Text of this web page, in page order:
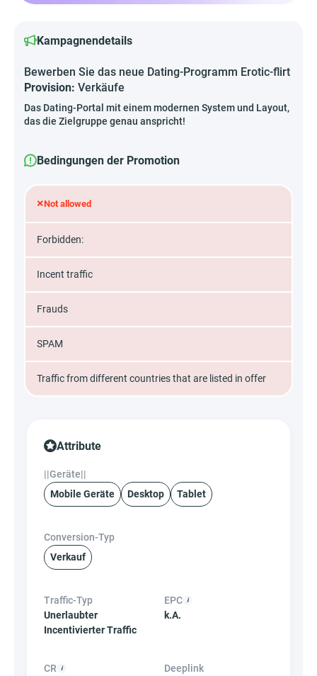
Kampagnendetails
Bewerben Sie das neue Dating-Programm Erotic-flirt
Provision: Verkäufe
Das Dating-Portal mit einem modernen System und Layout,
das die Zielgruppe genau anspricht!
Bedingungen der Promotion
×Not allowed
Forbidden:
Incent traffic
Frauds
SPAM
Traffic from different countries that are listed in offer
Attribute
||Geräte||
Mobile Geräte
Desktop Tablet
Conversion-Typ
Verkauf
Traffic-Typ
Unerlaubter
Incentivierter Traffic
EPC
k.A.
CR Deeplink